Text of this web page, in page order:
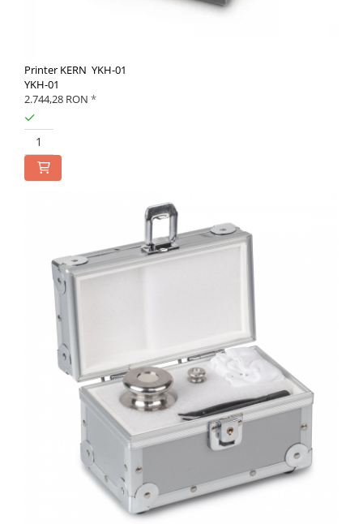
Printer KERN YKH-01
YKH-01
2.744,28 RON *